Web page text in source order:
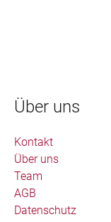
Über uns
Kontakt
Über uns
Team
AGB
Datenschutz